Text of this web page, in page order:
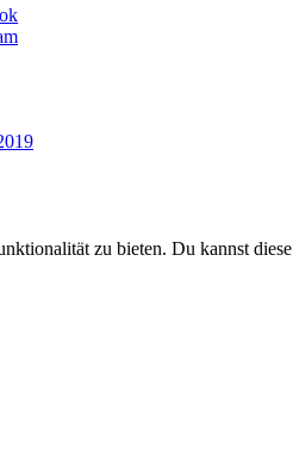
zu bieten. Du kannst diese